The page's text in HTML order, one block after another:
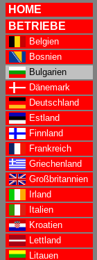
HOME
BETRIEBE
Belgien
Bosnien
Bulgarien
Dänemark
Deutschland
Estland
Finnland
Frankreich
Griechenland
Großbritannien
Irland
Italien
Kroatien
Lettland
Litauen